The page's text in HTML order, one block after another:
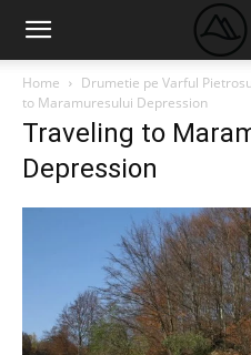
Home Drumetie pe Varful
to Maramuresului Depression
Traveling to
Depression